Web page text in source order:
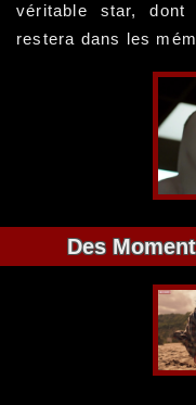
véritable star, dont
restera dans les
Des